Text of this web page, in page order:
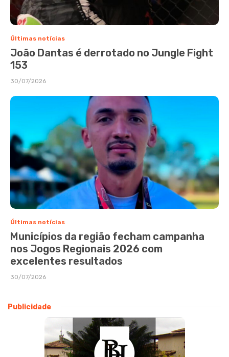
Últimas notícias
João Dantas é derrotado no Jungle Fight
153
30/07/2026
Últimas notícias
Municípios da região fecham campanha
nos Jogos Regionais 2026 com
excelentes resultados
30/07/2026
Publicidade